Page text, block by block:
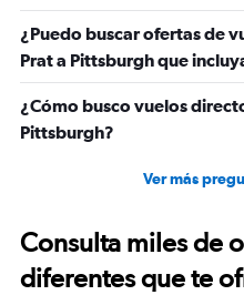
¿Puedo buscar ofertas de
Prat a Pittsburgh que
¿Cómo busco vuelos
Pittsburgh?
Ver más
Consulta miles de
diferentes que te